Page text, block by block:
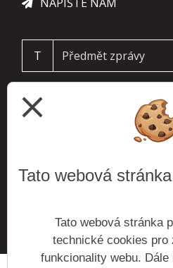
T
close
Tato webová
Tato webová stránka
technické cookies pro
funkcionality webu.